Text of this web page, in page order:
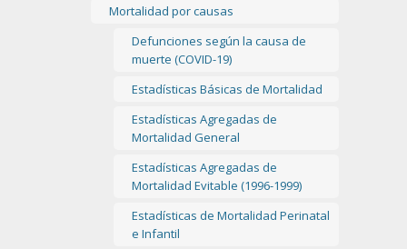
Mortalidad por causas
Defunciones según la causa de
muerte (COVID-19)
Estadísticas Básicas de Mortalidad
Estadísticas Agregadas de
Mortalidad General
Estadísticas Agregadas de
Mortalidad Evitable (1996-1999)
Estadísticas de Mortalidad Perinatal
e Infantil